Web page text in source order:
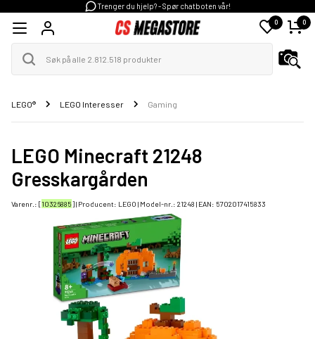
Trenger du hjelp? - Spør chatboten vår!
0 0
LEGO® LEGO Interesser Gaming
LEGO Minecraft 21248
Gresskargården
Varenr.: [10326885] | Producent: LEGO | Model-nr.: 21248 | EAN: 5702017415833